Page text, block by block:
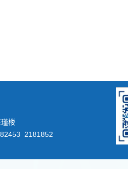
楼
2181852